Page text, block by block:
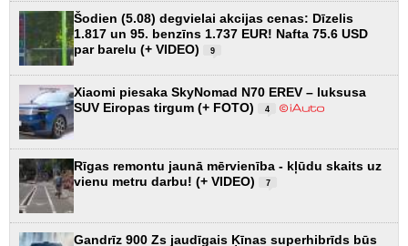
Šodien (5.08) degvielai akcijas cenas: Dīzelis
1.817 un 95. benzīns 1.737 EUR! Nafta 75.6 USD
par barelu (+ VIDEO)
9
Xiaomi piesaka SkyNomad N70 EREV – luksusa
SUV Eiropas tirgum (+ FOTO)
4
Rīgas remontu jaunā mērvienība - kļūdu skaits uz
vienu metru darbu! (+ VIDEO)
7
Gandrīz 900 Zs jaudīgais Ķīnas superhibrīds būs